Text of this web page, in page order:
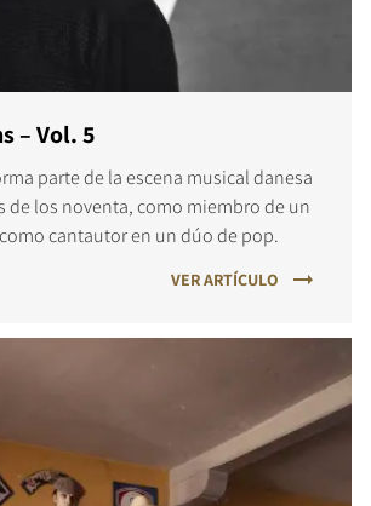
– Vol. 5
parte de la escena musical danesa
de los noventa, como miembro de un
cantautor en un dúo de pop.
VER ARTÍCULO